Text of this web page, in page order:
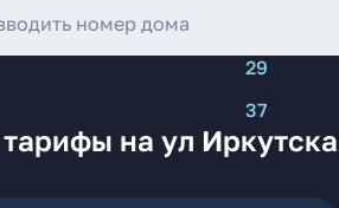
29
37
на ул